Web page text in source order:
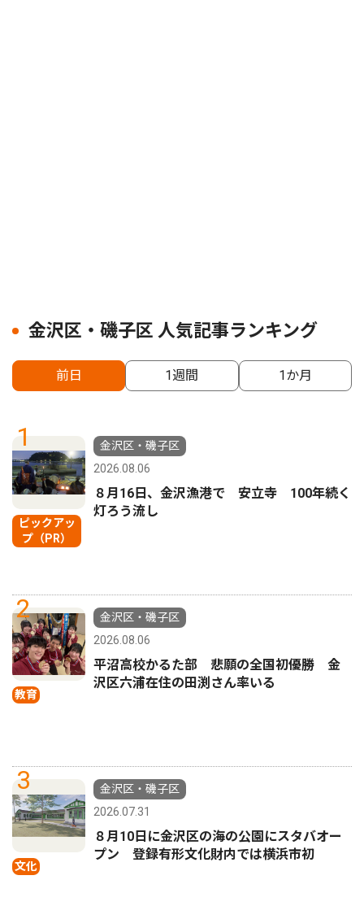
金沢区・磯子区 人気記事ランキング
前日 1週間 1か月
1
ピックアッ
プ（PR）
金沢区・磯子区
2026.08.06
８月16日、金沢漁港で 安立寺 100年続く
灯ろう流し
2
教育
金沢区・磯子区
2026.08.06
平沼高校かるた部 悲願の全国初優勝 金
沢区六浦在住の田渕さん率いる
3
文化
金沢区・磯子区
2026.07.31
８月10日に金沢区の海の公園にスタバオー
プン 登録有形文化財内では横浜市初